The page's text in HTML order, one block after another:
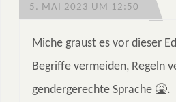
5. MAI 2023 UM 12:50
Miche graust es vor dieser
Begriffe vermeiden, Regeln
gendergerechte Sprache 🤮.